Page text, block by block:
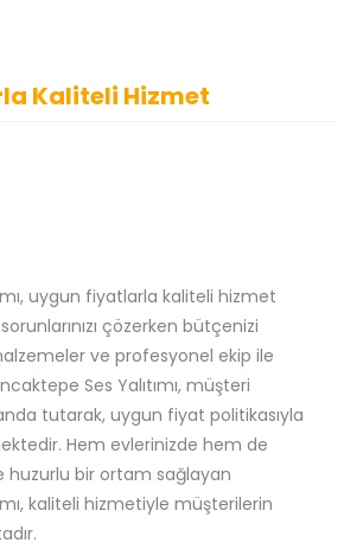
Kaliteli Hizmet
uygun fiyatlarla kaliteli hizmet
çözerken bütçenizi
ve profesyonel ekip ile
Ses Yalıtımı, müşteri
tutarak, uygun fiyat politikasıyla
Hem evlerinizde hem de
huzurlu bir ortam sağlayan
kaliteli hizmetiyle müşterilerin